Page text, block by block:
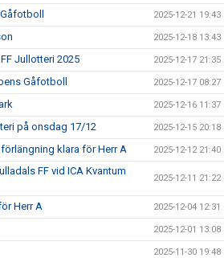
2025-12-21 19:43
2025-12-18 13:43
Jullotteri 2025 2025-12-17 21:35
Gåfotboll 2025-12-17 08:27
2025-12-16 11:37
på onsdag 17/12 2025-12-15 20:18
klara för Herr A 2025-12-12 21:40
FF vid ICA Kvantum
2025-12-11 21:22
Herr A 2025-12-04 12:31
2025-12-01 13:08
2025-11-30 19:48